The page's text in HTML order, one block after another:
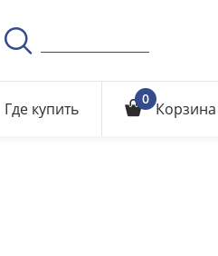
Где купить 0 Корзина